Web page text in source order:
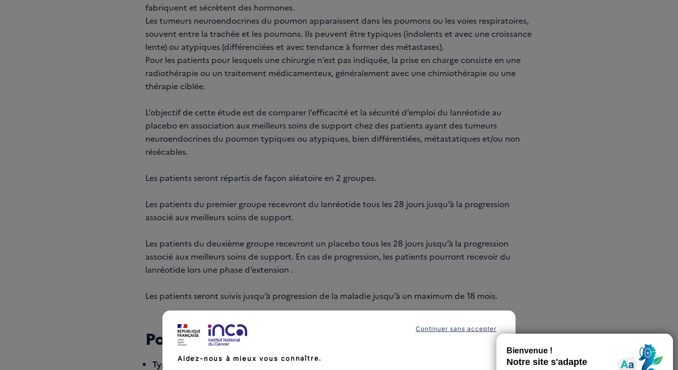
fabriquent et sécrètent des hormones.
Les tumeurs neuroendocrines du poumon apparaissent dans les poumons ou les voies respiratoires,
souvent entre la trachée et les poumons. Ils peuvent être typiques (indolents et avec une croissance
lente) ou atypiques (différenciées et avec tendance à former des métastases).
Pour les patients pour lesquels une chirurgie n’est pas indiquée, la prise en charge consiste en une
radiothérapie ou un traitement médicamenteux, généralement avec une chimiothérapie ou une
thérapie ciblée.
L’objectif de cette étude est de comparer l’efficacité et la sécurité d’emploi du lanréotide au
placebo en association aux meilleurs soins de support chez des patients ayant des tumeurs
neuroendocrines du poumon typiques ou atypiques, bien différentiées, métastatiques et/ou non
résécables.
Les patients seront répartis de façon aléatoire en 2 groupes.
Les patients du premier groupe recevront du lanréotide tous les 28 jours jusqu’à la progression
associé aux meilleurs soins de support.
Les patients du deuxième groupe recevront un placebo tous les 28 jours jusqu’à la progression
associé aux meilleurs soins de support. En cas de progression, les patients pourront recevoir du
lanréotide lors une phase d’extension .
Les patients seront suivis jusqu’à progression de la maladie jusqu’à un maximum de 18 mois.
Population cible
Type de cancer :Tumeurs neuroendocrines du poumon typiques ou atypiques, bien
Aidez-nous à mieux vous connaître.
Continuer sans accepter